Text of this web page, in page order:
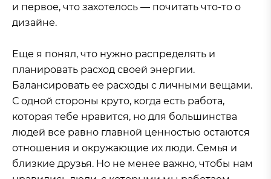
и первое, что захотелось — почитать что-то о
дизайне.
Еще я понял, что нужно распределять и
планировать расход своей энергии.
Балансировать ее расходы с личными вещами.
С одной стороны круто, когда есть работа,
которая тебе нравится, но для большинства
людей все равно главной ценностью остаются
отношения и окружающие их люди. Семья и
близкие друзья. Но не менее важно, чтобы нам